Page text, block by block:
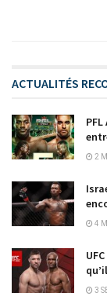
ACTUALITÉS
2
4
3